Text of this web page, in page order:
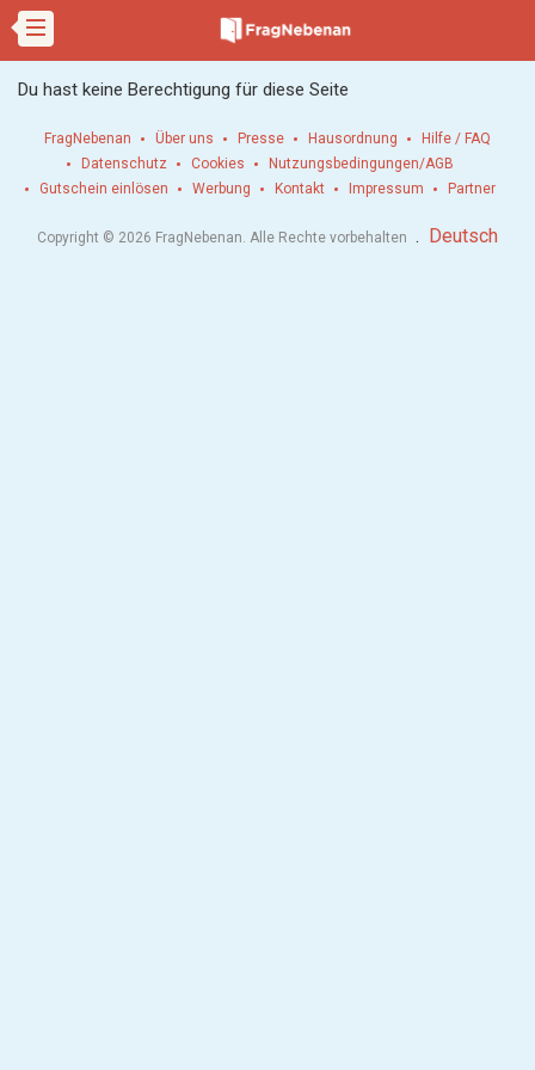
Du hast keine Berechtigung für diese Seite
FragNebenan Über uns Presse Hausordnung
Hilfe / FAQ
Datenschutz
Cookies
Nutzungsbedingungen/AGB
Gutschein einlösen
Werbung Kontakt Impressum Partner
Copyright © 2026 FragNebenan. Alle Rechte vorbehalten . Deutsch